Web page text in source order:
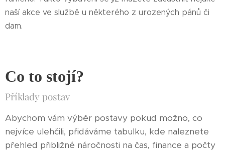
naší akce ve službě u některého z urozených pánů či
dam.
Co to stojí?
Příklady postav
Abychom vám výběr postavy pokud možno, co
nejvíce ulehčili, přidáváme tabulku, kde naleznete
přehled přibližné náročnosti na čas, finance a počty